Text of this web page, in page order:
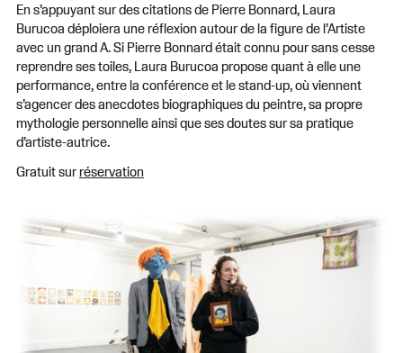
En s’appuyant sur des citations de Pierre Bonnard, Laura
Burucoa déploiera une réflexion autour de la figure de l’Artiste
avec un grand A. Si Pierre Bonnard était connu pour sans cesse
reprendre ses toiles, Laura Burucoa propose quant à elle une
performance, entre la conférence et le stand-up, où viennent
s’agencer des anecdotes biographiques du peintre, sa propre
mythologie personnelle ainsi que ses doutes sur sa pratique
d’artiste-autrice.
Gratuit surréservation